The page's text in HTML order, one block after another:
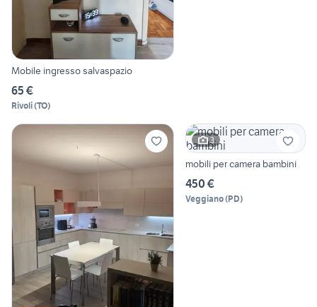
Mobile ingresso salvaspazio
65 €
Rivoli(TO)
3
mobili per camera bambini
450 €
Veggiano(PD)